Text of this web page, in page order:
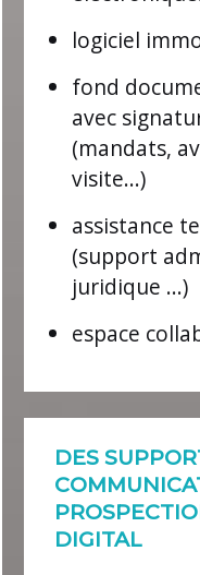
logiciel
fond
avec
(mandats,
visite...)
assistance
(support
juridique ...)
espace
DES
DIGITAL